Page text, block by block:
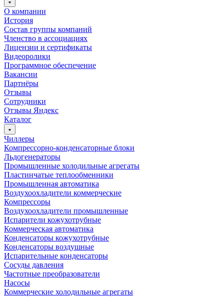
О компании
История
Состав группы компаний
Членство в ассоциациях
Лицензии и сертификаты
Видеоролики
Программное обеспечение
Вакансии
Партнёры
Отзывы
Сотрудники
Отзывы Яндекс
Каталог
Чиллеры
Компрессорно-конденсаторные блоки
Льдогенераторы
Промышленные холодильные агрегаты
Пластинчатые теплообменники
Промышленная автоматика
Воздухоохладители коммерческие
Компрессоры
Воздухоохладители промышленные
Испарители кожухотрубные
Коммерческая автоматика
Конденсаторы кожухотрубные
Конденсаторы воздушные
Испарительные конденсаторы
Сосуды давления
Частотные преобразователи
Насосы
Коммерческие холодильные агрегаты